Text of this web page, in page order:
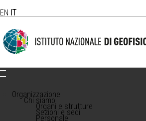
EN IT
Organizzazione
Chi siamo
Organi e strutture
Sezioni e sedi
Personale